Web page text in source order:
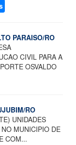
PARAISO/RO
CIVIL PARA A
OSVALDO
RO
UNIDADES
MUNICIPIO DE
COM...